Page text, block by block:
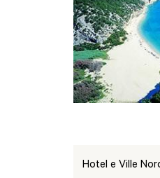
Hotel e Ville